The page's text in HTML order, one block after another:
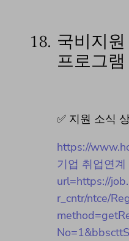
18. 국비지
프로그램
✅ 지원 소식
https://
기업 취업연
url=https://
r_cntr/ntce/